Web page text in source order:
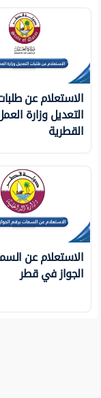
الاستعلام عن
التعديل وزارة
القطرية
الاستعلام عن
الجواز في قطر